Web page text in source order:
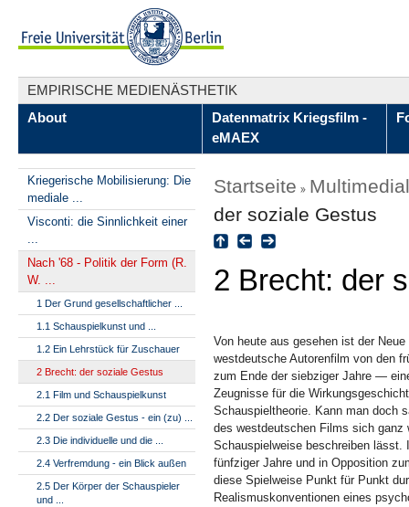
EMPIRISCHE MEDIENÄSTHETIK
About
Datenmatrix Kriegsfilm -
eMAEX
Kriegerische Mobilisierung: Die
mediale ...
Visconti: die Sinnlichkeit einer
...
Nach '68 - Politik der Form (R.
W. ...
1 Der Grund gesellschaftlicher ...
1.1 Schauspielkunst und ...
1.2 Ein Lehrstück für Zuschauer
2 Brecht: der soziale Gestus
2.1 Film und Schauspielkunst
2.2 Der soziale Gestus - ein (zu) ...
2.3 Die individuelle und die ...
2.4 Verfremdung - ein Blick außen
2.5 Der Körper der Schauspieler
und ...
Startseite
der soziale Gestus
2 Brecht: der
Von heute aus gesehen ist der
westdeutsche Autorenfilm von den
zum Ende der siebziger Jahre —
Zeugnisse für die
Schauspieltheorie. Kann man doch
des westdeutschen Films sich ganz
Schauspielweise beschreiben lässt.
fünfziger Jahre und in Opposition
diese Spielweise Punkt für Punkt
Realismuskonventionen eines